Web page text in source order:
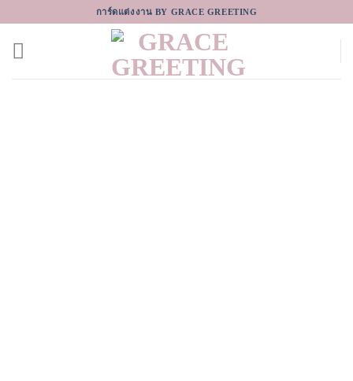
to
content
การ์ดแต่งงาน BY GRACE GREETING